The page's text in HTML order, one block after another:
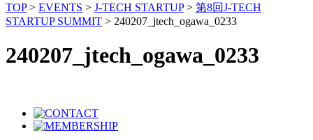
TOP> EVENTS > J-TECH STARTUP> 第8回J-TECH
STARTUP SUMMIT > 240207_jtech_ogawa_0233
240207_jtech_ogawa_0233